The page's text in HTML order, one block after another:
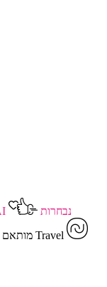
גלישה חופשית באפליקציות AI נבחרות
מותאם מסלול חו"ל Travel